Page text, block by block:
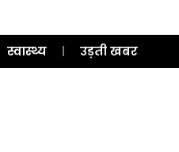
स्वास्थ्य उड़ती खबर